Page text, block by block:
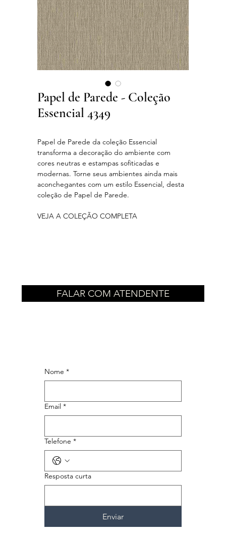
Nome *
Email *
Telefone *
Resposta curta
Enviar
FALAR COM ATENDENTE
Papel de Parede - Coleção
Essencial 4349
Papel de Parede da coleção Essencial
transforma a decoração do ambiente com
cores neutras e estampas sofiticadas e
modernas. Torne seus ambientes ainda mais
aconchegantes com um estilo Essencial, desta
coleção de Papel de Parede.
VEJA A COLEÇÃO COMPLETA